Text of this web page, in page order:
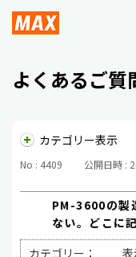
よくあるご質
カテゴリー表示
No : 4409 公開日時 :
PM-3600の製
ない。どこに
カテゴリー：
表